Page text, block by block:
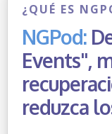
¿QUÉ ES
NGPod:
Events",
reduzca